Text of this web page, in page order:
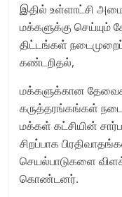
இதில் உள்ளாட்சி
மக்களுக்கு செய்யும்
திட்டங்கள்
கண்டறிதல்,
மக்களுக்கான
கருத்தரங்கங்கள்
மக்கள் கட்சியின்
சிறப்பாக
செயல்பாடுகளை
கொண்டனர்.